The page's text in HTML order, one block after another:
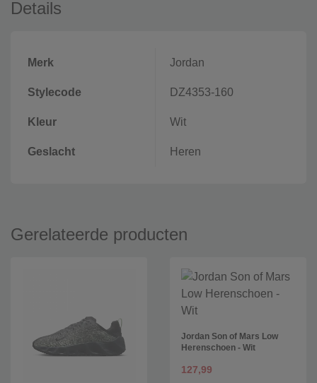
Details
Merk Jordan
Stylecode DZ4353-160
Kleur Wit
Geslacht Heren
Gerelateerde producten
Jordan Son of Mars Low
Herenschoen - Wit
127,99